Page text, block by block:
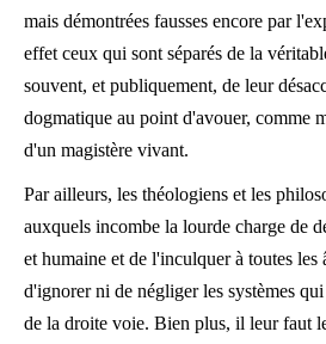
mais démontrées fausses encore par
effet ceux qui sont séparés de la
souvent, et publiquement, de leur
dogmatique au point d'avouer, comme
d'un magistère vivant.
Par ailleurs, les théologiens et les
auxquels incombe la lourde charge de
et humaine et de l'inculquer à toutes les
d'ignorer ni de négliger les systèmes
de la droite voie. Bien plus, il leur faut